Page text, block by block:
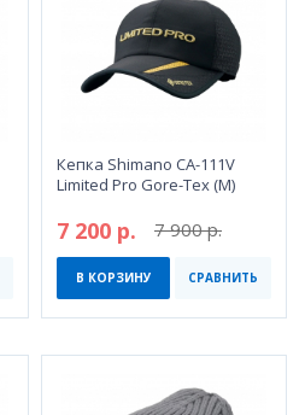
Кепка Shimano CA-111V
Limited Pro Gore-Tex (M)
7 200 р. 7 900 р.
В КОРЗИНУ СРАВНИТЬ